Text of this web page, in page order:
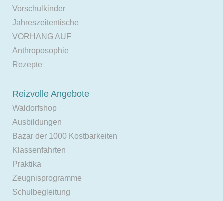
Vorschulkinder
Jahreszeitentische
VORHANG AUF
Anthroposophie
Rezepte
Reizvolle Angebote
Waldorfshop
Ausbildungen
Bazar der 1000 Kostbarkeiten
Klassenfahrten
Praktika
Zeugnisprogramme
Schulbegleitung